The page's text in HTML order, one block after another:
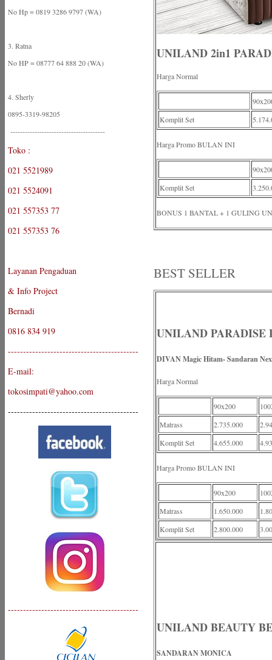
No Hp = 0819 3286 9797 (WA)
3. Ratna
No HP = 08777 64 888 20 (WA)
4. Sherly
0895-3319-98205
---------------------------------------
Toko :
021 5521989
021 5524091
021 557353 77
021 557353 76
Layanan Pengaduan
& Info Project
Bernadi
0816 834 919
-------------------------------------------
E-mail:
tokosimpati@yahoo.com
-------------------------------------------
-------------------------------------------
UNILAND 2in1
Harga Normal
Komplit Set
Harga Promo BULAN INI
Komplit Set
BONUS 1 BANTAL + 1 GULING
BEST SELLER
UNILAND PARADISE
DIVAN Magic Hitam- Sandaran
Harga Normal
90x200
Matrass
2.735.000
Komplit Set
4.655.000
Harga Promo BULAN INI
90x200
Matrass
1.650.000
Komplit Set
2.800.000
UNILAND BEAUTY
SANDARAN MONICA